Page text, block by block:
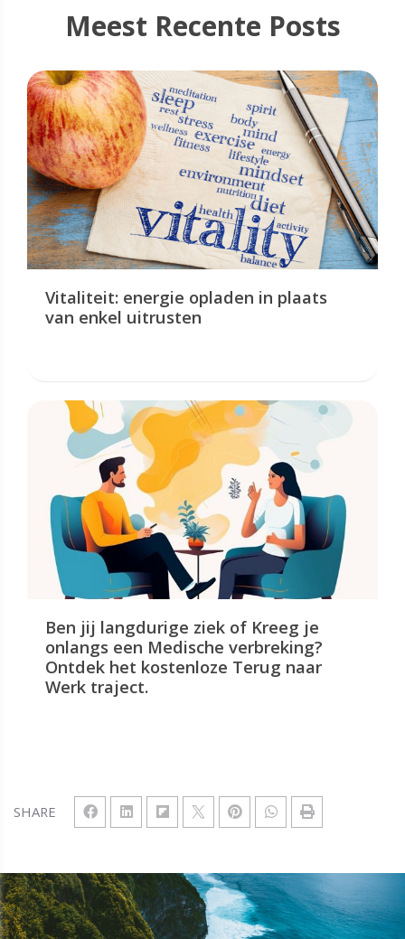
SHARE
Meest Recente Posts
Vitaliteit: energie opladen in plaats
van enkel uitrusten
Ben jij langdurige ziek of Kreeg je
onlangs een Medische verbreking?
Ontdek het kostenloze Terug naar
Werk traject.